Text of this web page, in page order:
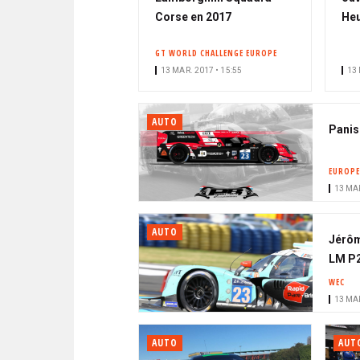
Corse en 2017
GT WORLD CHALLENGE EUROPE
13 MAR. 2017 • 15:55 13
AUTO
13
AUTO
LM
WEC
13
AUTO